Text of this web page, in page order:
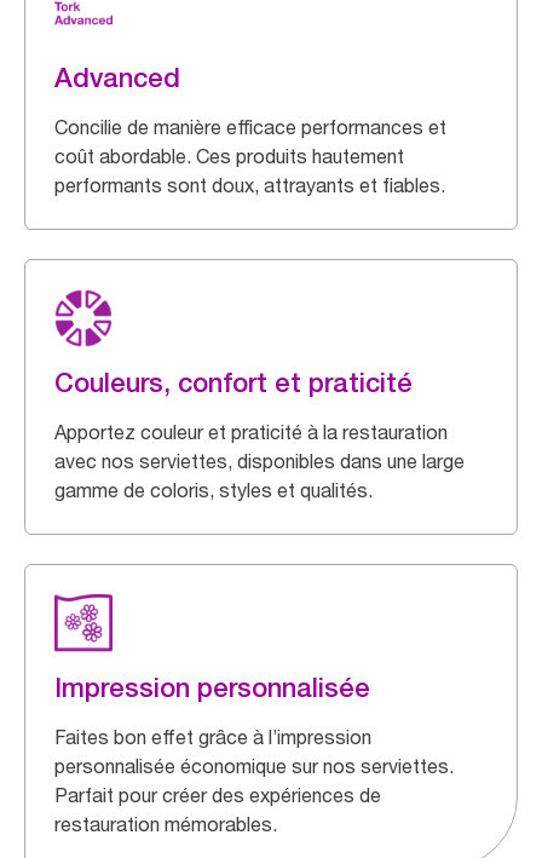
Advanced
Concilie de manière efficace performances et
coût abordable. Ces produits hautement
performants sont doux, attrayants et fiables.
Couleurs, confort et praticité
Apportez couleur et praticité à la restauration
avec nos serviettes, disponibles dans une large
gamme de coloris, styles et qualités.
Impression personnalisée
Faites bon effet grâce à l’impression
personnalisée économique sur nos serviettes.
Parfait pour créer des expériences de
restauration mémorables.